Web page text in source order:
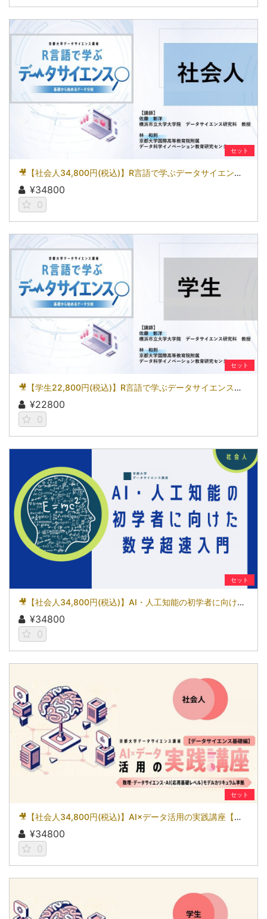
セット
🎥【社会人34,800円(税込)】R言語で学ぶデータサイエンス～基礎から始めるデータ分析～［京都大学データサイエンス講座］（2026）
¥34800
0
セット
🎥【学生22,800円(税込)】R言語で学ぶデータサイエンス～基礎から始めるデータ分析～［京都大学データサイエンス講座］（2026）
¥22800
0
セット
🎥【社会人34,800円(税込)】AI・人工知能の初学者に向けた数学超速入門［京都大学データサイエンス講座］（2026）
¥34800
0
セット
🎥【社会人34,800円(税込)】AI×データ活用の実践講座【データサイエンス基礎編】〜数理・データサイエンス・AI（応用基礎レベル）モデルカリキュラム準拠〜［京都大学データサイエンス講座］（2026）
¥34800
0